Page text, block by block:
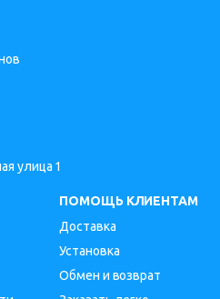
улица 1
ПОМОЩЬ КЛИЕНТАМ
Доставка
Установка
Обмен и возврат